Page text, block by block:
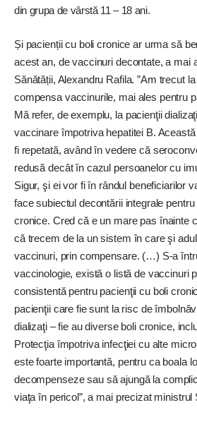
din grupa de vârstă 11 – 18 ani.
Și pacienții cu boli cronice ar urma să
acest an, de vaccinuri decontate, a mai
Sănătății, Alexandru Rafila. ”Am trecut
compensa vaccinurile, mai ales pentru
Mă refer, de exemplu, la pacienţii
vaccinare împotriva hepatitei B.
fi repetată, având în vedere că
redusă decât în cazul persoanelor cu
Sigur, şi ei vor fi în rândul beneficiarilor
face subiectul decontării integrale
cronice. Cred că e un mare pas înainte
că trecem de la un sistem în care şi
vaccinuri, prin compensare. (…) S-a
vaccinologie, există o listă de vaccinuri
consistentă pentru pacienţii cu boli
pacienţii care fie sunt la risc de
dializaţi – fie au diverse boli cronice,
Protecţia împotriva infecţiei cu alte
este foarte importantă, pentru ca boala
decompenseze sau să ajungă la
viaţa în pericol”, a mai precizat ministrul